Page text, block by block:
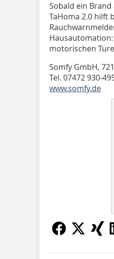
Sobald ein
TaHoma 2.0 hilft
motorischen
Somfy GmbH,
Tel. 07472 930-
www.somfy.de